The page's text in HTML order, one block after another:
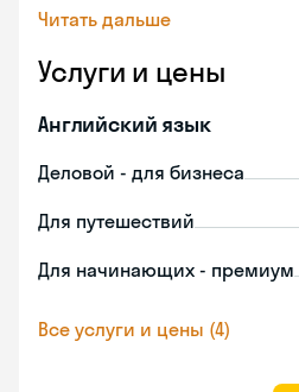
Читать дальше
Услуги и цены
Английский язык
Деловой - для бизнеса
Для путешествий
Для начинающих - премиум
Все услуги и цены (4)